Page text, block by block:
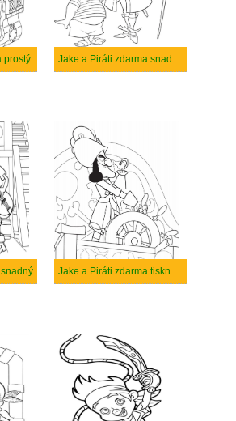
prostý Jake a Piráti zdarma snadný tisknutelné
Jake a Piráti zdarma tisknutelné pro děti